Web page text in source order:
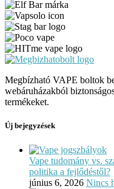
Megbízható VAPE boltok
webáruházakból
termékeket.
Új bejegyzések
Vape tudomány vs.
politika a fejlődéstől?
június 6, 2026 Nincs